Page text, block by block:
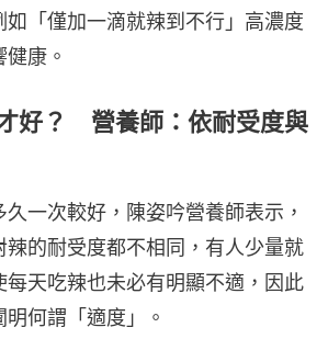
「僅加一滴就辣到不行」高濃度
康。
好？ 營養師：依耐受度與
一次較好，陳姿吟營養師表示，
辣的耐受度都不相同，有人少量就
每天吃辣也未必有明顯不適，因此
何謂「適度」。